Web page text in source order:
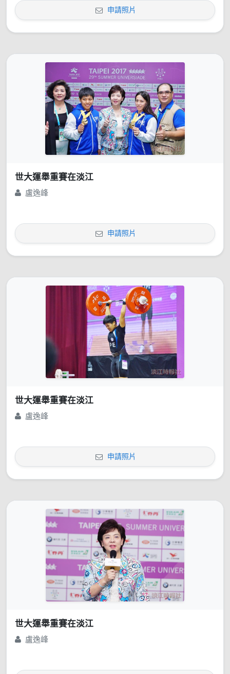
申請照片
世大運舉重賽在淡江
盧逸峰
申請照片
世大運舉重賽在淡江
盧逸峰
申請照片
世大運舉重賽在淡江
盧逸峰